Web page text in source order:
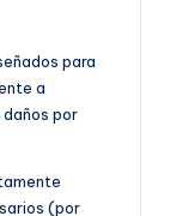
para
a
por
(por